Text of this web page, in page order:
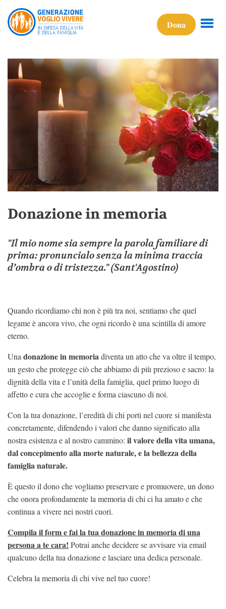
Dona
Donazione in memoria
"Il mio nome sia sempre la parola familiare di
prima: pronuncialo senza la minima traccia
d’ombra o di tristezza." (Sant'Agostino)
Quando ricordiamo chi non è più tra noi, sentiamo che quel
legame è ancora vivo, che ogni ricordo è una scintilla di amore
eterno.
Una donazione in memoriadiventa un atto che va oltre il tempo,
un gesto che protegge ciò che abbiamo di più prezioso e sacro: la
dignità della vita e l’unità della famiglia, quel primo luogo di
affetto e cura che accoglie e forma ciascuno di noi.
Con la tua donazione, l’eredità di chi porti nel cuore si manifesta
concretamente, difendendo i valori che danno significato alla
nostra esistenza e al nostro cammino: il valore della vita umana,
dal concepimento alla morte naturale, ela bellezza della
famiglia naturale.
È questo il dono che vogliamo preservare e promuovere, un dono
che onora profondamente la memoria di chi ci ha amato e che
continua a vivere nei nostri cuori.
Compila il form e fai la tua donazione in memoria di una
persona a te cara! Potrai anche decidere se avvisare via email
qualcuno della tua donazione e lasciare una dedica personale.
Celebra la memoria di chi vive nel tuo cuore!